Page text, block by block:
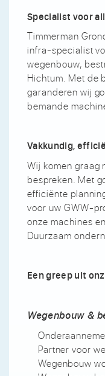
Specialist voor
Timmerman
infra-specialist
wegenbouw,
Hichtum. Met de
garanderen wij
bemande
Vakkundig,
Wij komen graag
bespreken. Met
efficiënte
voor uw GWW-
onze machines
Duurzaam
Een greep uit
Wegenbouw &
Partner voor
Wegenbouw